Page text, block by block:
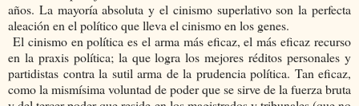
años. La mayoría absoluta y el cinismo superlativo son la perfecta
aleación en el político que lleva el cinismo en los genes.
El cinismo en política es el arma más eficaz, el más eficaz recurso
en la praxis política; la que logra los mejores réditos personales y
partidistas contra la sutil arma de la prudencia política. Tan eficaz,
como la mismísima voluntad de poder que se sirve de la fuerza bruta